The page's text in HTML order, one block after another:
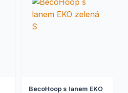
BecoHoop s lanem EKO